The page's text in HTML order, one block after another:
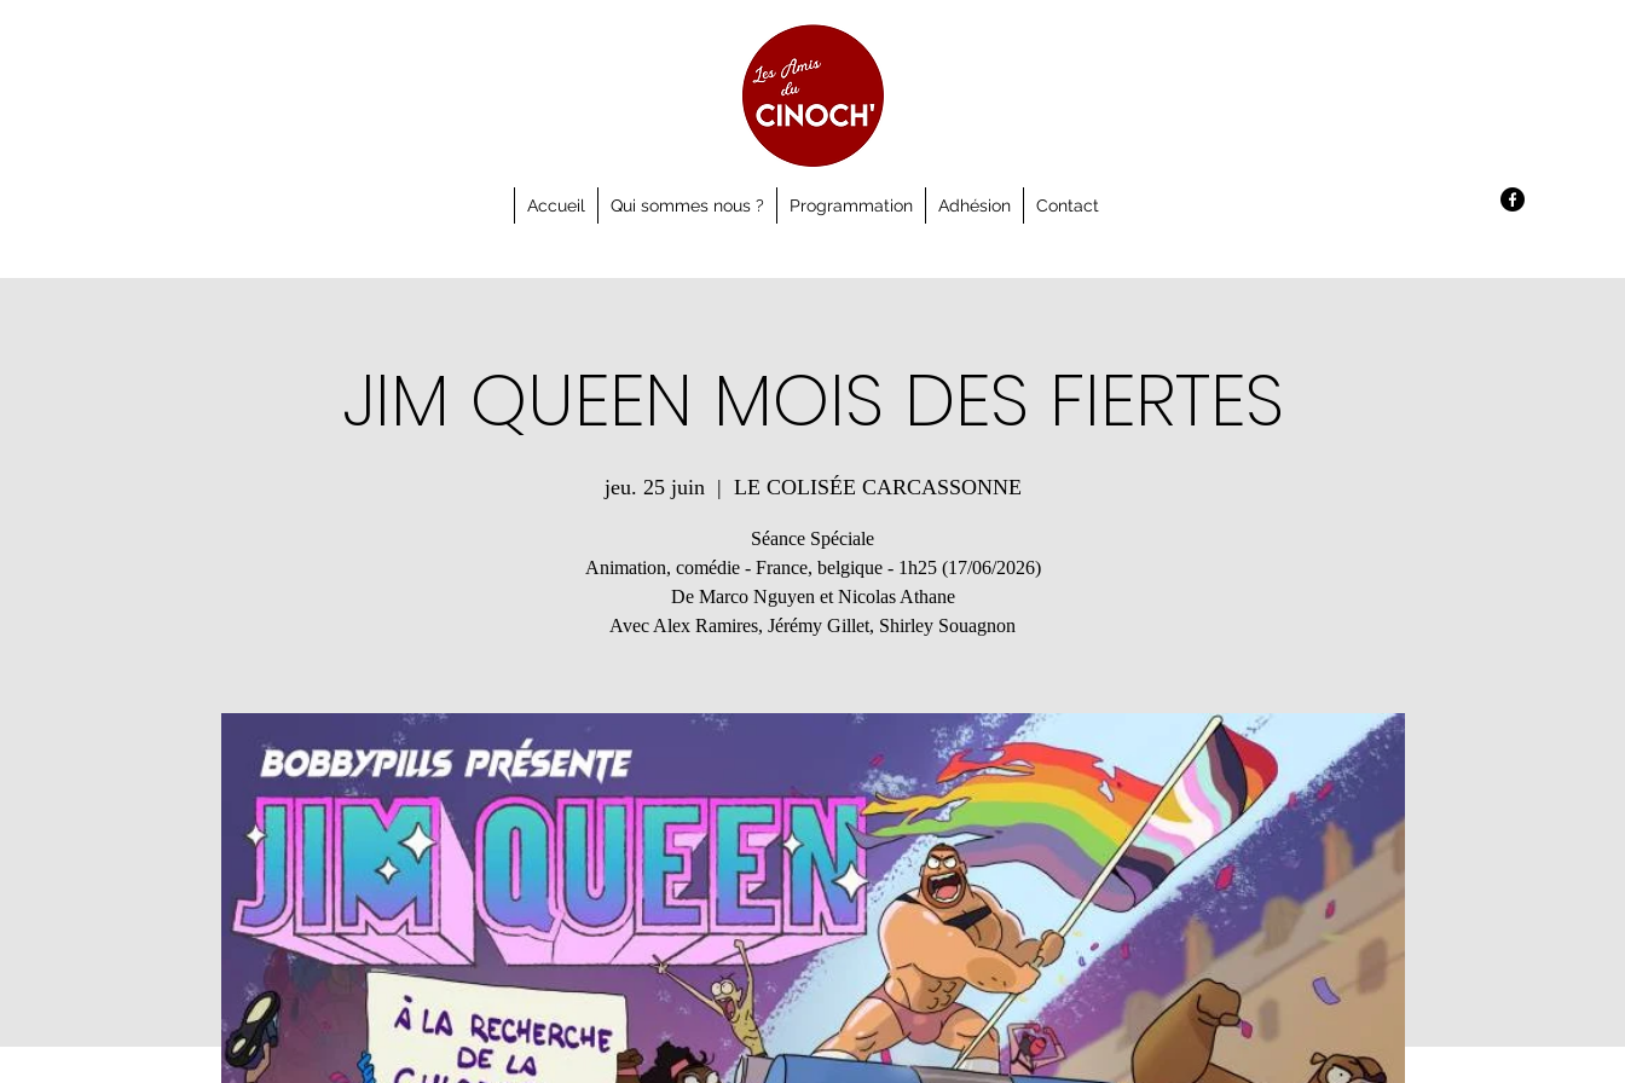
Accueil Qui sommes nous ? Programmation Adhésion Contact
JIM QUEEN MOIS DES FIERTES
jeu. 25 juin
  |
LE COLISÉE CARCASSONNE
Séance Spéciale
Animation, comédie - France, belgique - 1h25 (17/06/2026)
De Marco Nguyen et Nicolas Athane
Avec Alex Ramires, Jérémy Gillet, Shirley Souagnon